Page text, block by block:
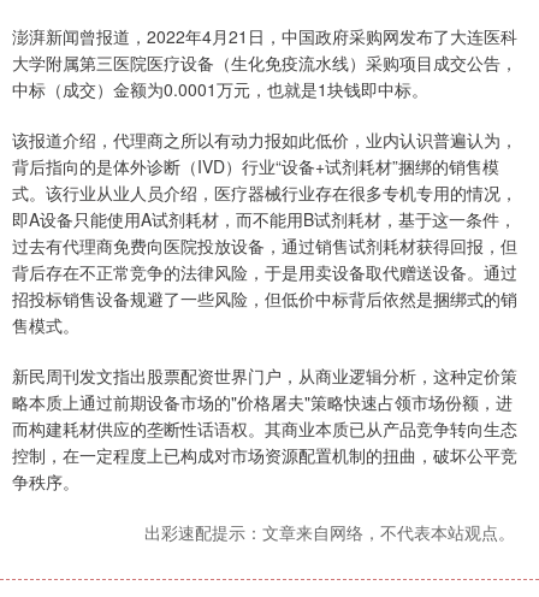
澎湃新闻曾报道，2022年4月21日，中国政府采购网发布了大连医科
大学附属第三医院医疗设备（生化免疫流水线）采购项目成交公告，
中标（成交）金额为0.0001万元，也就是1块钱即中标。
该报道介绍，代理商之所以有动力报如此低价，业内认识普遍认为，
背后指向的是体外诊断（IVD）行业“设备+试剂耗材”捆绑的销售模
式。该行业从业人员介绍，医疗器械行业存在很多专机专用的情况，
即A设备只能使用A试剂耗材，而不能用B试剂耗材，基于这一条件，
过去有代理商免费向医院投放设备，通过销售试剂耗材获得回报，但
背后存在不正常竞争的法律风险，于是用卖设备取代赠送设备。通过
招投标销售设备规避了一些风险，但低价中标背后依然是捆绑式的销
售模式。
新民周刊发文指出股票配资世界门户，从商业逻辑分析，这种定价策
略本质上通过前期设备市场的"价格屠夫"策略快速占领市场份额，进
而构建耗材供应的垄断性话语权。其商业本质已从产品竞争转向生态
控制，在一定程度上已构成对市场资源配置机制的扭曲，破坏公平竞
争秩序。
出彩速配提示：文章来自网络，不代表本站观点。